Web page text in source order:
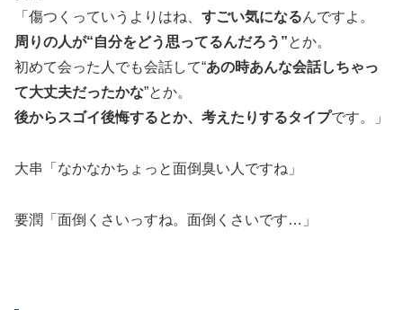
「傷つくっていうよりはね、 すごい気になるんですよ。
周りの人が“自分をどう思ってるんだろう”とか。
初めて会った人でも会話して“あの時あんな会話しちゃっ
て大丈夫だったかな”とか。
後からスゴイ後悔するとか、考えたりするタイプです。」
大串「なかなかちょっと面倒臭い人ですね」
要潤「面倒くさいっすね。面倒くさいです…」